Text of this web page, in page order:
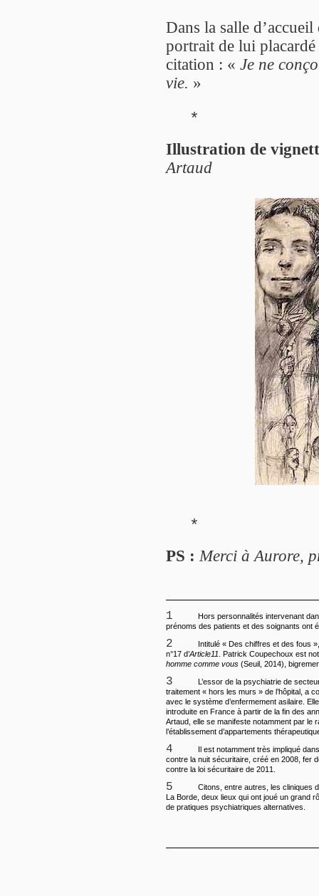
Dans la salle
portrait de lui placardé
citation : « Je ne
vie. »
*
Illustration de
Artaud
*
PS : Merci à Aurore,
1
Hors personnalités intervenant
prénoms des patients et des soignants ont
2
Intitulé « Des chiffres et des fous
n°17 d’Article11 . Patrick Coupechoux est
homme comme vous (Seuil, 2014),
3
L’essor de la psychiatrie de
traitement « hors les murs » de l’hôpital, a
avec le système d’enfermement asilaire.
introduite en France à partir de la fin des
Artaud, elle se manifeste notamment par le
l’établissement d’appartements
4
Il est notamment très impliqué
contre la nuit sécuritaire, créé en 2008, fer
contre la loi sécuritaire de 2011.
5
Citons, entre autres, les cliniques
La Borde, deux lieux qui ont joué un grand
de pratiques psychiatriques alternatives.